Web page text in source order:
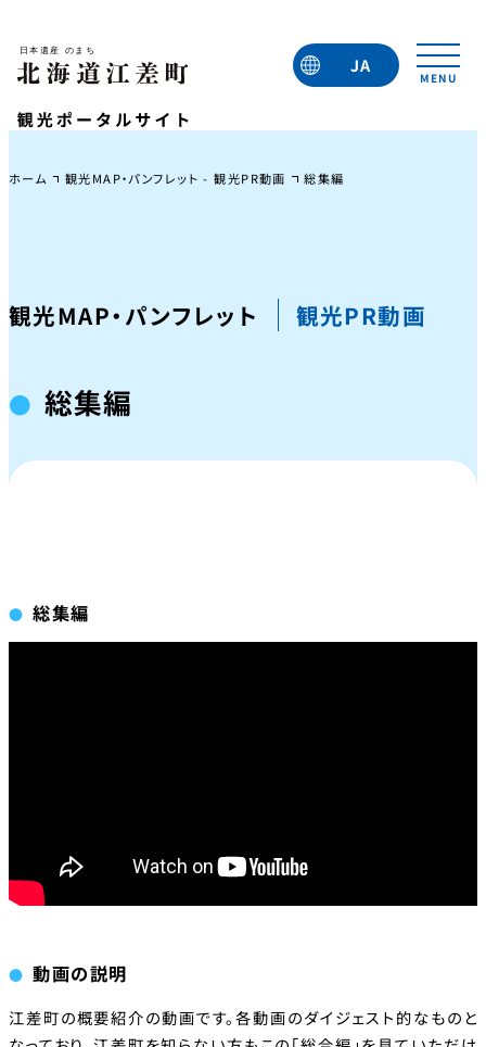
JA
EN
KO
ホーム 観光MAP・パンフレット - 観光PR動画 総集編
観光MAP・パンフレット 観光PR動画
総集編
総集編
動画の説明
江差町の概要紹介の動画です。各動画のダイジェスト的なものと